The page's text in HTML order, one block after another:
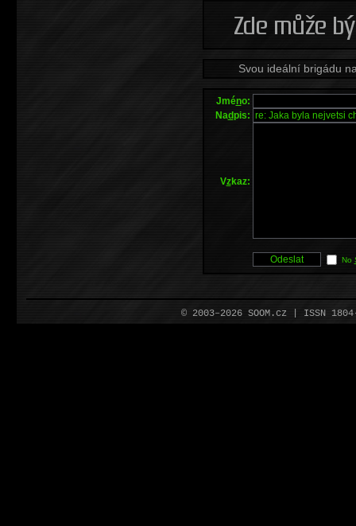
Svou ideální brigádu
Jméno:
Nadpis:
Vzkaz:
No
© 2003–2026 SOOM.cz | ISSN